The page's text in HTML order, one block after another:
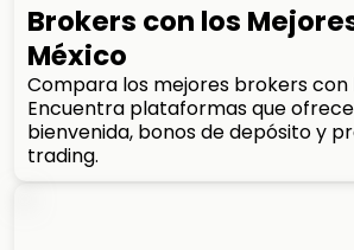
Brokers con los
México
Compara los mejores brokers con
Encuentra plataformas que
bienvenida, bonos de depósito y
trading.